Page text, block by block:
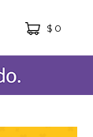
$ 0